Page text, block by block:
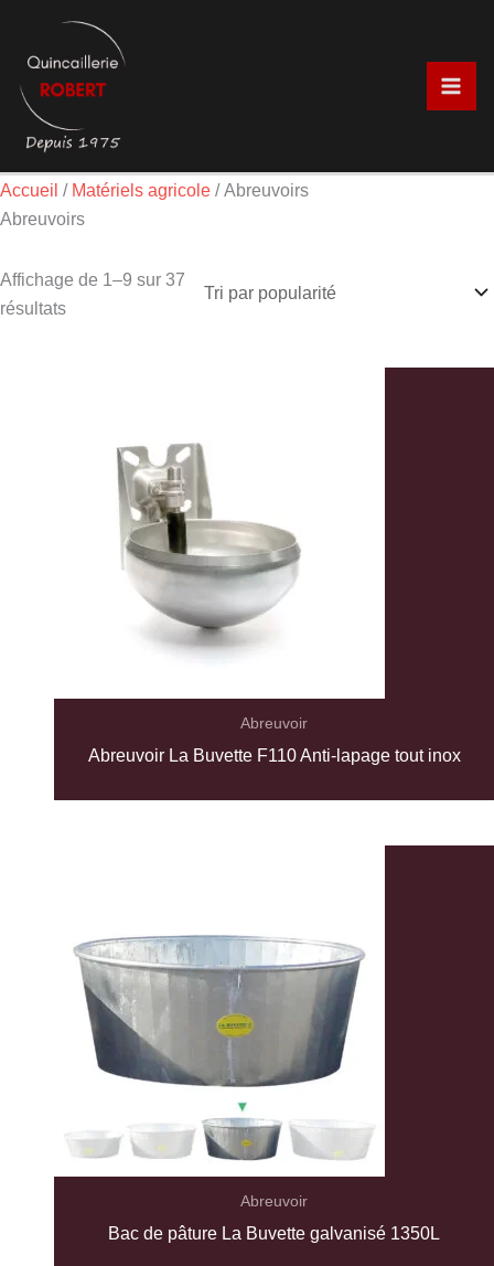
contenu
Accueil / Matériels agricole / Abreuvoirs
Abreuvoirs
Affichage de 1–9 sur 37
résultats
popularité
Abreuvoir
Abreuvoir La Buvette F110 Anti-lapage tout inox
Abreuvoir
Bac de pâture La Buvette galvanisé 1350L